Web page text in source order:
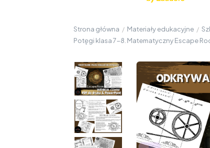
Strona główna / Materiały edukacyjne /
Potęgi klasa 7-8. Matematyczny Escape